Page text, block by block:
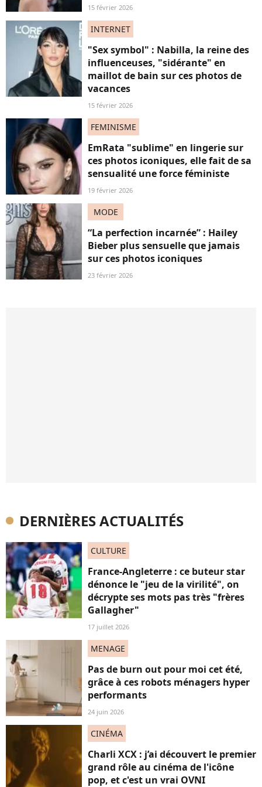
15 février 2026
INTERNET
"Sex symbol" : Nabilla, la reine des
influenceuses, "sidérante" en
maillot de bain sur ces photos de
vacances
15 février 2026
FEMINISME
EmRata "sublime" en lingerie sur
ces photos iconiques, elle fait de sa
sensualité une force féministe
19 février 2026
MODE
“La perfection incarnée” : Hailey
Bieber plus sensuelle que jamais
sur ces photos iconiques
23 février 2026
DERNIÈRES ACTUALITÉS
CULTURE
France-Angleterre : ce buteur star
dénonce le "jeu de la virilité", on
décrypte ses mots pas très "frères
Gallagher"
17 juillet 2026
MENAGE
Pas de burn out pour moi cet été,
grâce à ces robots ménagers hyper
performants
24 juin 2026
CINÉMA
Charli XCX : j’ai découvert le premier
grand rôle au cinéma de l'icône
pop, et c'est un vrai OVNI